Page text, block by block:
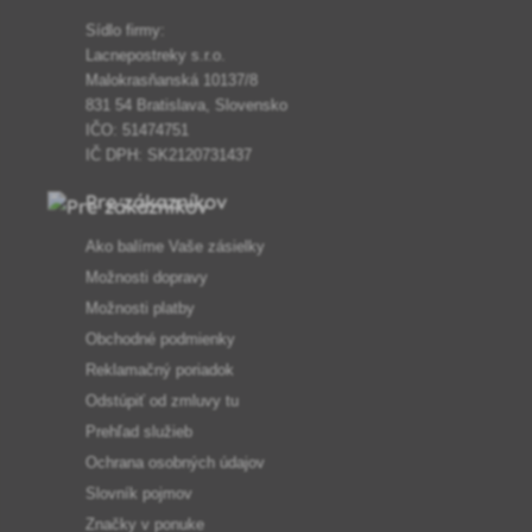
Sídlo firmy:
Lacnepostreky s.r.o.
Malokrasňanská 10137/8
831 54 Bratislava, Slovensko
IČO: 51474751
IČ DPH: SK2120731437
Pre zákazníkov
Ako balíme Vaše zásielky
Možnosti dopravy
Možnosti platby
Obchodné podmienky
Reklamačný poriadok
Odstúpiť od zmluvy tu
Prehľad služieb
Ochrana osobných údajov
Slovník pojmov
Značky v ponuke